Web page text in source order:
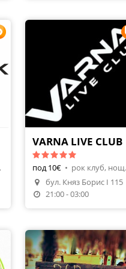
Направи Резервация
VARNA LIVE CLUB
под 10€ •
рок
бул. Княз Борис I 115
21:00 - 03:00